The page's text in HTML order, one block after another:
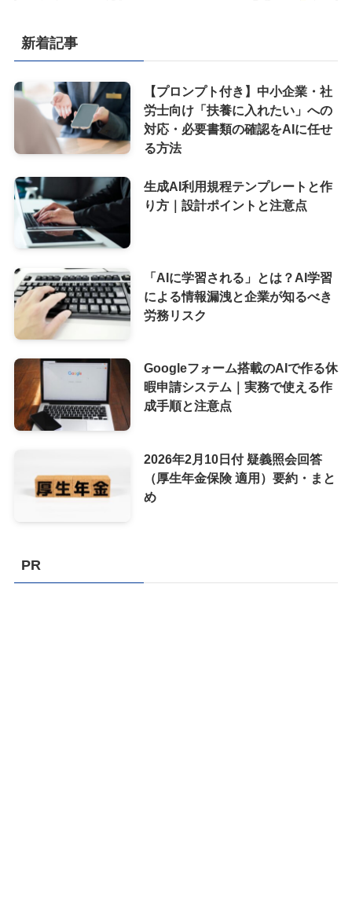
新着記事
【プロンプト付き】中小企業・社
労士向け「扶養に入れたい」への
対応・必要書類の確認をAIに任せ
る方法
生成AI利用規程テンプレートと作
り方｜設計ポイントと注意点
「AIに学習される」とは？AI学習
による情報漏洩と企業が知るべき
労務リスク
Googleフォーム搭載のAIで作る休
暇申請システム｜実務で使える作
成手順と注意点
2026年2月10日付 疑義照会回答
（厚生年金保険 適用）要約・まと
め
PR